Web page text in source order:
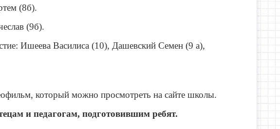
(8б).
(9б).
Василиса (10), Дашевский Семен (9 а),
который можно просмотреть на сайте школы.
и педагогам, подготовившим ребят.